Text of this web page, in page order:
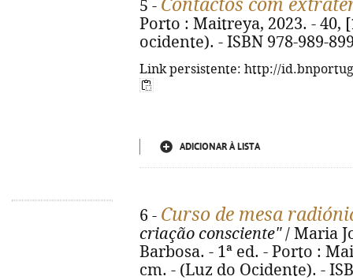
5 - Contactos com
Porto : Maitreya, 2023. - 40,
ocidente). - ISBN 978-989-
Link persistente: http://
ADICIONAR À LISTA
6 - Curso de mesa
criação consciente"/ Maria
Barbosa. - 1ª ed. - Porto :
cm. - (Luz do Ocidente). -